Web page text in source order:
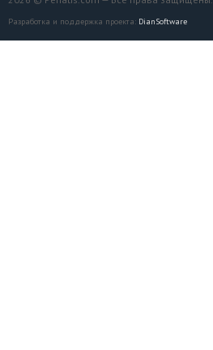
Разработка и поддержка проекта: DianSoftware